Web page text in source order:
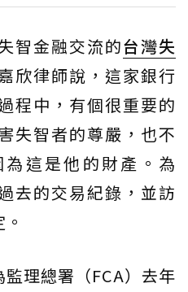
智金融交流的台灣失
欣律師說，這家銀行
程中，有個很重要的
失智者的尊嚴，也不
這是他的財產。為
去的交易紀錄，並訪
理總署（FCA）去年